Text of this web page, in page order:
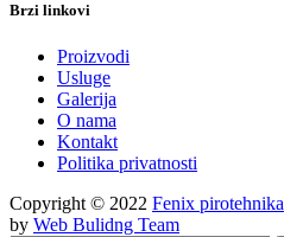
Brzi linkovi
Proizvodi
Usluge
Galerija
O nama
Kontakt
Politika privatnosti
Copyright © 2022 Fenix pirotehnika
by Web Bulidng Team